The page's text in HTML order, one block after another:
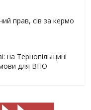
прав, сів за кермо
на Тернопільщині
для ВПО